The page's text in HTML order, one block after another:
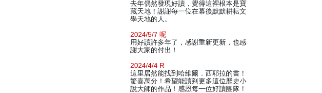
去年偶然發現好讀，覺得這裡根本是寶
藏天地！謝謝每一位在幕後默默耕耘文
學天地的人。
2024/5/7 呢
用好讀許多年了，感謝重新更新，也感
謝大家的付出！
2024/4/4 R
這里居然能找到哈維爾．西耶拉的書！
驚喜萬分！希望能讀到更多這位歷史小
說大師的作品！感恩每一位好讀團隊！